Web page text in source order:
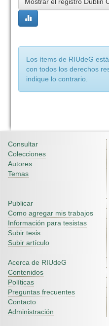
Los ítems de RIUdeG
con todos los derechos
indique lo contrario.
Consultar
Colecciones
Autores
Temas
Publicar
Como agregar mis trabajos
Información para tesistas
Subir tesis
Subir artículo
Acerca de RIUdeG
Contenidos
Políticas
Preguntas frecuentes
Contacto
Administración